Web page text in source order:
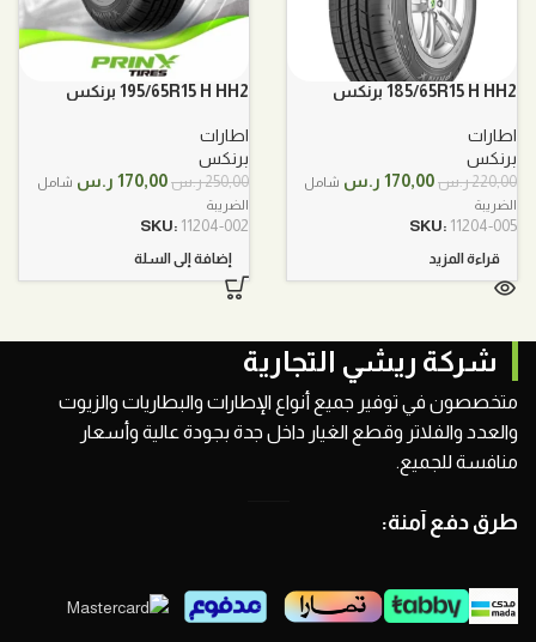
185/65R15 H HH2 برنكس
اطارات
برنكس
220,00ر.س السعر
هو:
170,00 ر.س السعر
شامل
الضريبة
SKU: 11204-005
قراءة المزيد
195/65R15 H HH2 برنكس
اطارات
برنكس
250,00ر.س السعر
هو:
170,00 ر.س السعر
شامل
الضريبة
SKU: 11204-002
إضافة إلى السلة
شركة ريشي التجارية
متخصصون في توفير جميع أنواع الإطارات والبطاريات والزيوت
والعدد والفلاتر وقطع الغيار داخل جدة بجودة عالية وأسعار
منافسة للجميع.
طرق دفع آمنة: